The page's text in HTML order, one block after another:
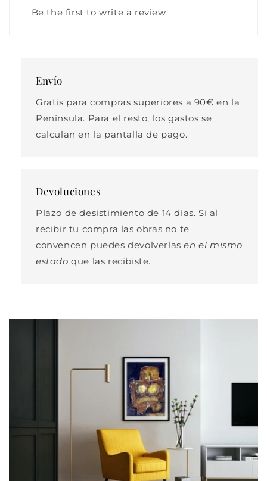
Be the first to write a review
Envío
Gratis para compras superiores a 90€ en la
Península. Para el resto, los gastos se
calculan en la pantalla de pago.
Devoluciones
Plazo de desistimiento de 14 días. Si al
recibir tu compra las obras no te
convencen puedes devolverlasen el mismo
estado que las recibiste.